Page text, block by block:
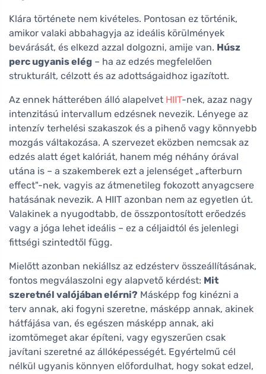
Klára története nem kivételes. Pontosan ez történik,
amikor valaki abbahagyja az ideális körülmények
bevárását, és elkezd azzal dolgozni, amije van. Húsz
perc ugyanis elég – ha az edzés megfelelően
strukturált, célzott és az adottságaidhoz igazított.
Az ennek hátterében álló alapelvet HIIT-nek, azaz nagy
intenzitású intervallum edzésnek nevezik. Lényege az
intenzív terhelési szakaszok és a pihenő vagy könnyebb
mozgás váltakozása. A szervezet eközben nemcsak az
edzés alatt éget kalóriát, hanem még néhány órával
utána is – a szakemberek ezt a jelenséget „afterburn
effect"-nek, vagyis az átmenetileg fokozott anyagcsere
hatásának nevezik. A HIIT azonban nem az egyetlen út.
Valakinek a nyugodtabb, de összpontosított erőedzés
vagy a jóga lehet ideális – ez a céljaidtól és jelenlegi
fittségi szintedtől függ.
Mielőtt azonban nekiállsz az edzésterv összeállításának,
fontos megválaszolni egy alapvető kérdést: Mit
szeretnél valójában elérni? Másképp fog kinézni a
terv annak, aki fogyni szeretne, másképp annak, akinek
hátfájása van, és egészen másképp annak, aki
izomtömeget akar építeni, vagy egyszerűen csak
javítani szeretné az állóképességét. Egyértelmű cél
nélkül ugyanis könnyen előfordulhat, hogy sokat edzel,